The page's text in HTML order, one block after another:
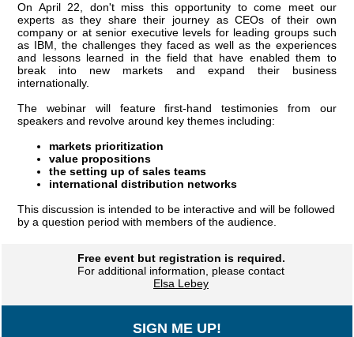
On April 22, don't miss this opportunity to come meet our
experts as they share their journey as CEOs of their own
company or at senior executive levels for leading groups such
as IBM, the challenges they faced as well as the experiences
and lessons learned in the field that have enabled them to
break into new markets and expand their business
internationally.
The webinar will feature first-hand testimonies from our
speakers and revolve around key themes including:
markets prioritization
value propositions
the setting up of sales teams
international distribution networks
This discussion is intended to be interactive and will be followed
by a question period with members of the audience.
Free event but registration is required.
For additional information, please contact
Elsa Lebey
SIGN ME UP!